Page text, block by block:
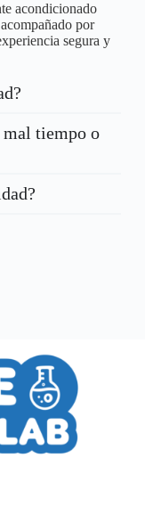
acondicionado
por
segura y
mal tiempo o